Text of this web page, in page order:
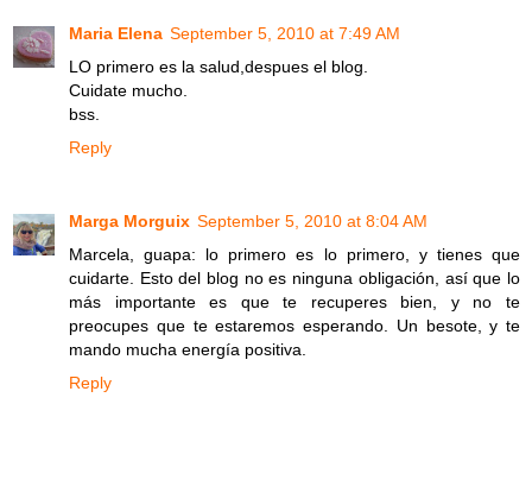
Maria Elena September 5, 2010 at 7:49 AM
LO primero es la salud,despues el blog.
Cuidate mucho.
bss.
Reply
Marga Morguix September 5, 2010 at 8:04 AM
Marcela, guapa: lo primero es lo primero, y tienes que
cuidarte. Esto del blog no es ninguna obligación, así que lo
más importante es que te recuperes bien, y no te
preocupes que te estaremos esperando. Un besote, y te
mando mucha energía positiva.
Reply